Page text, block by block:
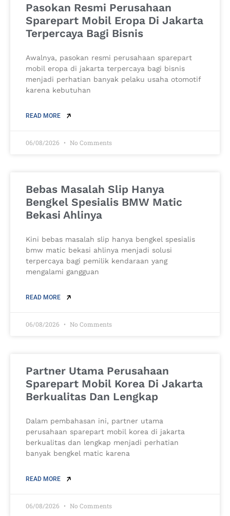
Pasokan Resmi Perusahaan
Sparepart Mobil Eropa Di Jakarta
Terpercaya Bagi Bisnis
Awalnya, pasokan resmi perusahaan sparepart
mobil eropa di jakarta terpercaya bagi bisnis
menjadi perhatian banyak pelaku usaha otomotif
karena kebutuhan
READ MORE
06/08/2026 No Comments
Bebas Masalah Slip Hanya
Bengkel Spesialis BMW Matic
Bekasi Ahlinya
Kini bebas masalah slip hanya bengkel spesialis
bmw matic bekasi ahlinya menjadi solusi
terpercaya bagi pemilik kendaraan yang
mengalami gangguan
READ MORE
06/08/2026 No Comments
Partner Utama Perusahaan
Sparepart Mobil Korea Di Jakarta
Berkualitas Dan Lengkap
Dalam pembahasan ini, partner utama
perusahaan sparepart mobil korea di jakarta
berkualitas dan lengkap menjadi perhatian
banyak bengkel matic karena
READ MORE
06/08/2026 No Comments